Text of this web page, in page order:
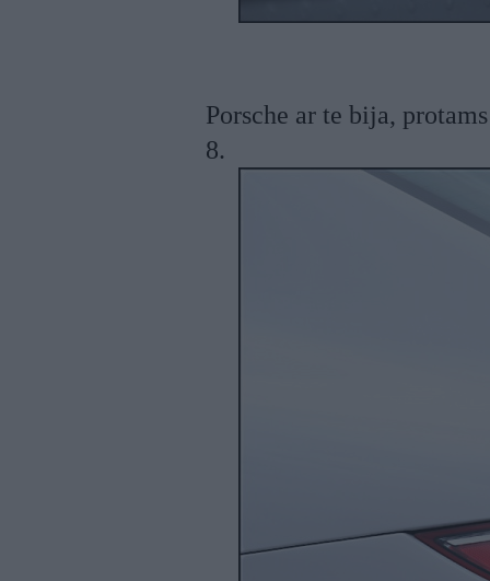
Porsche ar te bija, protams
8.